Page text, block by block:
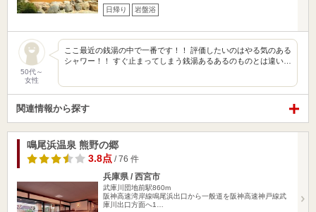
日帰り 岩盤浴
50代～
女性
ここ最近の銭湯の中で一番です！！ 評価したいのはやる気のある
シャワー！！ すぐ止まってしまう銭湯あるあるのものとは違い…
関連情報から探す
鳴尾浜温泉 熊野の郷
3.8点 / 76 件
兵庫県 / 西宮市
武庫川団地前駅860m
阪神高速湾岸線鳴尾浜出口から一般道を阪神高速神戸線武
庫川出口方面へ1…